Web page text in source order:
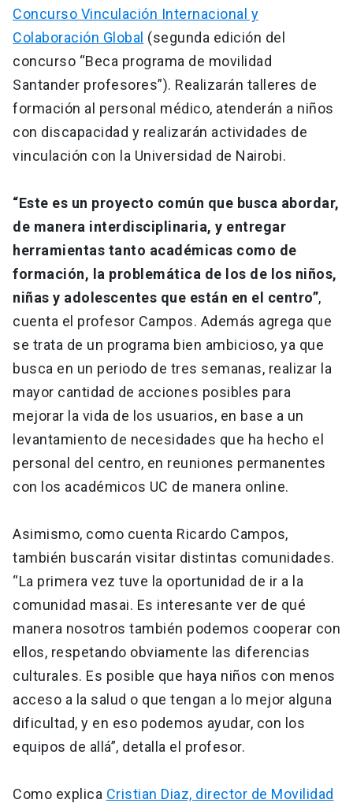
Concurso Vinculación Internacional y
Colaboración Global (segunda edición del
concurso “Beca programa de movilidad
Santander profesores”). Realizarán talleres de
formación al personal médico, atenderán a niños
con discapacidad y realizarán actividades de
vinculación con la Universidad de Nairobi.
“Este es un proyecto común que busca abordar,
de manera interdisciplinaria, y entregar
herramientas tanto académicas como de
formación, la problemática de los de los niños,
niñas y adolescentes que están en el centro”,
cuenta el profesor Campos. Además agrega que
se trata de un programa bien ambicioso, ya que
busca en un periodo de tres semanas, realizar la
mayor cantidad de acciones posibles para
mejorar la vida de los usuarios, en base a un
levantamiento de necesidades que ha hecho el
personal del centro, en reuniones permanentes
con los académicos UC de manera online.
Asimismo, como cuenta Ricardo Campos,
también buscarán visitar distintas comunidades.
“La primera vez tuve la oportunidad de ir a la
comunidad masai. Es interesante ver de qué
manera nosotros también podemos cooperar con
ellos, respetando obviamente las diferencias
culturales. Es posible que haya niños con menos
acceso a la salud o que tengan a lo mejor alguna
dificultad, y en eso podemos ayudar, con los
equipos de allá”, detalla el profesor.
Como explica Cristian Diaz, director de Movilidad